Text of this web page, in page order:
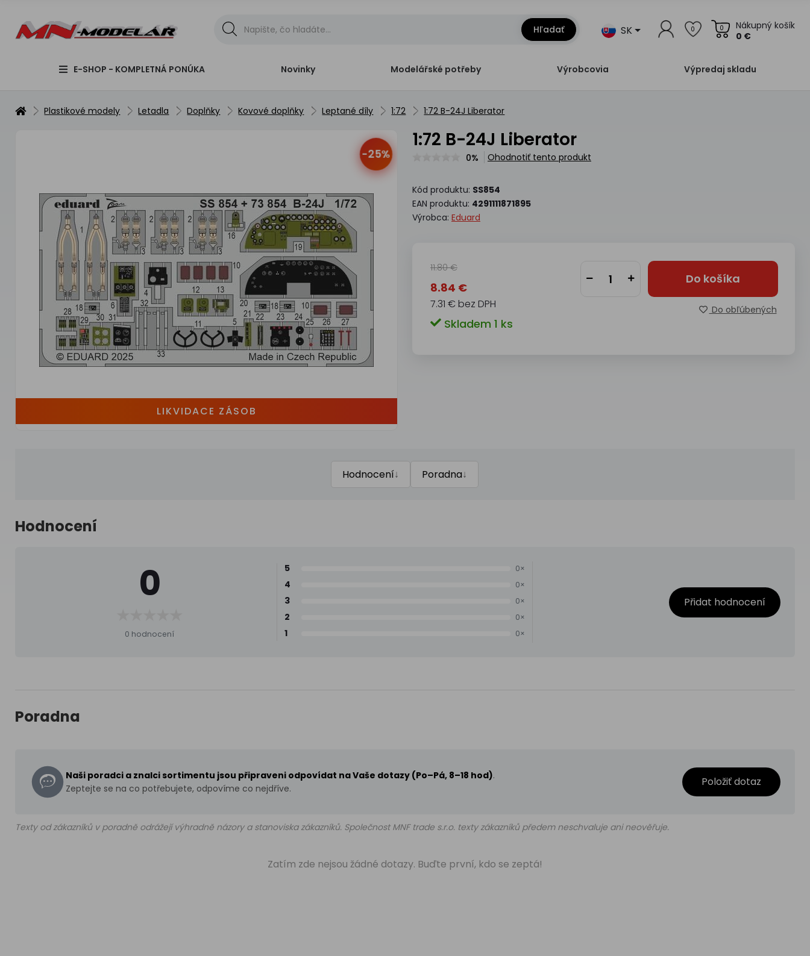
Hľadať SK 0
Nákupný košík
0 €
0
E-SHOP - KOMPLETNÁ PONÚKA Novinky Modelářské potřeby Výrobcovia Výpredaj skladu
Plastikové modely Letadla Doplňky Kovové doplňky Leptané díly 1:72 1:72 B-24J Liberator
-25%
LIKVIDACE ZÁSOB
1:72 B-24J Liberator
0% Ohodnotiť tento produkt
Kód produktu: SS854
EAN produktu: 4291111871895
Výrobca: Eduard
11.80 €
8.84 €
7.31 € bez DPH
Skladem 1 ks
Do košíka
Do obľúbených
Hodnocení↓ Poradna↓
Hodnocení
0
0 hodnocení
5 0×
4 0×
3 0×
2 0×
1 0×
Přidat hodnocení
Poradna
Naši poradci a znalci sortimentu jsou připraveni odpovídat na Vaše dotazy (Po–Pá, 8–18 hod).
Zeptejte se na co potřebujete, odpovíme co nejdříve.
Položiť dotaz
Texty od zákazníků v poradně odrážejí výhradně názory a stanoviska zákazníků. Společnost MNF trade s.r.o. texty zákazníků předem neschvaluje ani neověřuje.
Zatím zde nejsou žádné dotazy. Buďte první, kdo se zeptá!